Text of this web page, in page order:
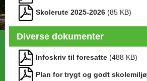
Skolerute 2025-2026 (85 KB)
Diverse dokumenter
Infoskriv til foresatte (488 KB)
Plan for trygt og godt skolemiljø